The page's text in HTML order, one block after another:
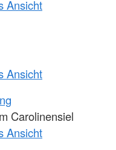
Ansicht
Ansicht
Carolinensiel
Ansicht